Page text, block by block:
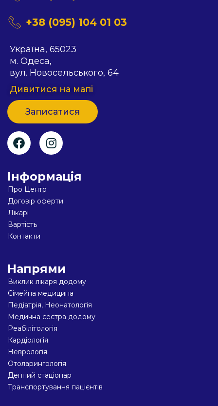
+38 (095) 104 01 03
Українa, 65023
м. Одеса,
вул. Новосельського, 64
Дивитися на мапi
Записатися
Iнформацiя
Про Центр
Договір оферти
Лікарі
Вартість
Контакти
Напрями
Виклик лікаря додому
Сімейна медицина
Педіатрiя, Неонатологiя
Медична сестра додому
Реабiлiтологiя
Кардіологiя
Неврологiя
Отоларингологiя
Денний стаціонар
Транспортування пацієнтів